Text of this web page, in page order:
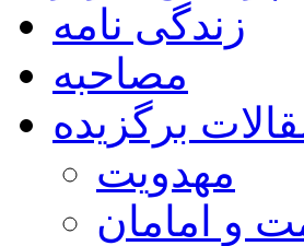
زندگی نامه
مصاحبه
برگزیده
مهدویت
و امامان